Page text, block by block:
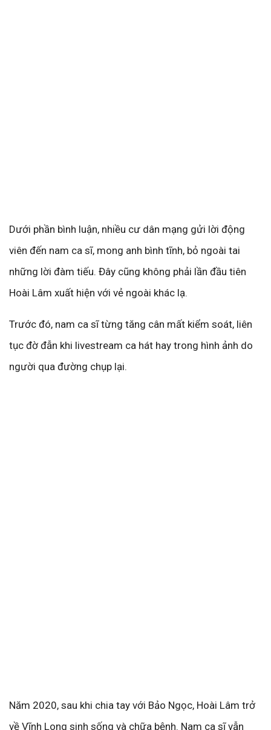
Dưới phần bình luận, nhiều cư dân mạng gửi lời động
viên đến nam ca sĩ, mong anh bình tĩnh, bỏ ngoài tai
những lời đàm tiếu. Đây cũng không phải lần đầu tiên
Hoài Lâm xuất hiện với vẻ ngoài khác lạ.
Trước đó, nam ca sĩ từng tăng cân mất kiểm soát, liên
tục đờ đẫn khi livestream ca hát hay trong hình ảnh do
người qua đường chụp lại.
Năm 2020, sau khi chia tay với Bảo Ngọc, Hoài Lâm trở
về Vĩnh Long sinh sống và chữa bệnh. Nam ca sĩ vẫn